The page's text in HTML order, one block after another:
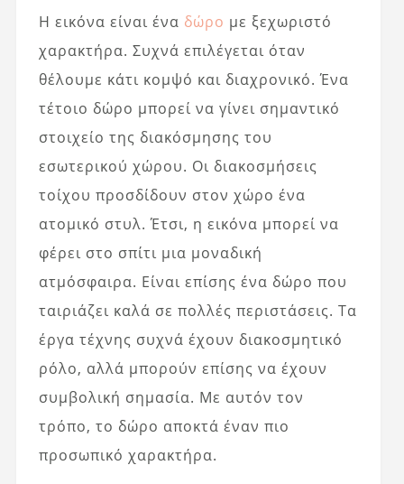
Η εικόνα είναι ένα δώρο με ξεχωριστό
χαρακτήρα. Συχνά επιλέγεται όταν
θέλουμε κάτι κομψό και διαχρονικό. Ένα
τέτοιο δώρο μπορεί να γίνει σημαντικό
στοιχείο της διακόσμησης του
εσωτερικού χώρου. Οι διακοσμήσεις
τοίχου προσδίδουν στον χώρο ένα
ατομικό στυλ. Έτσι, η εικόνα μπορεί να
φέρει στο σπίτι μια μοναδική
ατμόσφαιρα. Είναι επίσης ένα δώρο που
ταιριάζει καλά σε πολλές περιστάσεις. Τα
έργα τέχνης συχνά έχουν διακοσμητικό
ρόλο, αλλά μπορούν επίσης να έχουν
συμβολική σημασία. Με αυτόν τον
τρόπο, το δώρο αποκτά έναν πιο
προσωπικό χαρακτήρα.